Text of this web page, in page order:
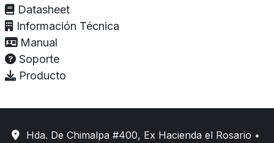
Datasheet
Información Técnica
Manual
Soporte
Producto
Hda. De Chimalpa #400, Ex Hacienda el Rosario •